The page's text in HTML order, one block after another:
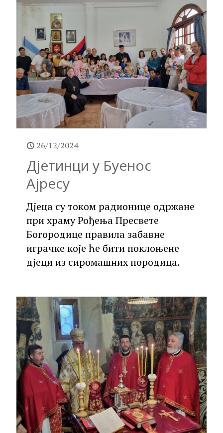
26/12/2024
Дјетинци у Буенос
Ајресу
Дјеца су током радионице одржане
при храму Рођења Пресвете
Богородице правила забавне
играчке које ће бити поклоњене
дјеци из сиромашних породица.